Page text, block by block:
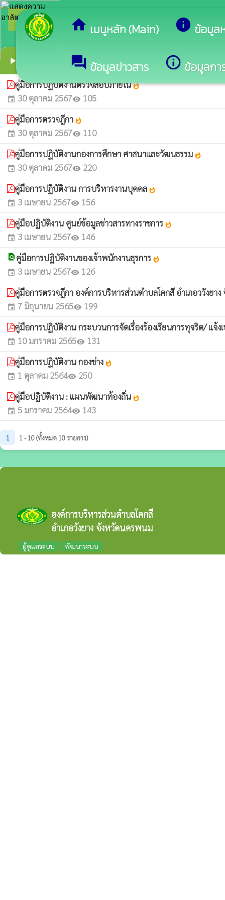
home เมนูหลัก (Main) info ข้อมูล
forum ข้อมูลข่าวสาร info_outline ข้อมูลก
arrow_back_iosกลับเมนูหลัก
play_arrowคู่มือมาตรฐานการปฏิบัติงาน
คู่มือการปฏิบัติงานตรวจสอบภายในwhatshot
event 30 ตุลาคม 2567visibility 105
คู่มือการตรวจฎีกา whatshot
event 30 ตุลาคม 2567visibility 110
คู่มือการปฏิบัติงานกองการศึกษา ศาสนาและวัฒนธรรม whatshot
event 30 ตุลาคม 2567visibility 220
คู่มือการปฏิบัติงาน การบริหารงานบุคคล whatshot
event 3 เมษายน 2567visibility 156
คู่มือปฏิบัติงาน ศูนย์ข้อมูลข่าวสารทางราชการ whatshot
event 3 เมษายน 2567visibility 146
find_in_page คู่มือการปฏิบัติงานของเจ้าพนักงานธุรการ whatshot
event 3 เมษายน 2567visibility 126
คู่มือการตรวจฎีกา องค์การบริหารส่วนตำบลโคกสี อำเภอววังย
event 7 มิถุนายน 2565visibility 199
คู่มือการปฏิบัติงาน กระบวนการจัดเรื่องร้องเรียนการทุจริต/ แ
event 10 มกราคม 2565visibility 131
คู่มือการปฏิบัติงาน กองช่าง whatshot
event 1 ตุลาคม 2564visibility 250
คู่มือปฏิบัติงาน : แผนพัฒนาท้องถิ่น whatshot
event 5 มกราคม 2564visibility 143
1 1 - 10 (ทั้งหมด 10 รายการ)
องค์การบริหารส่วนตำบลโคกสี
อำเภอวังยาง จังหวัดนครพนม
ผู้ดูแลระบบ พัฒนาระบบ